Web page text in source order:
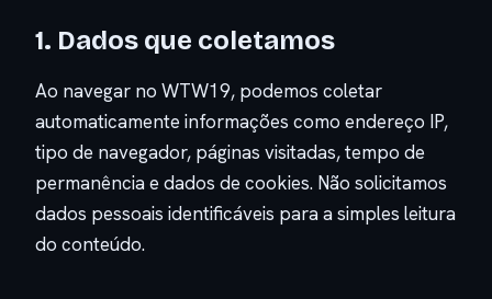
1. Dados que coletamos
Ao navegar no WTW19, podemos coletar
automaticamente informações como endereço IP,
tipo de navegador, páginas visitadas, tempo de
permanência e dados de cookies. Não solicitamos
dados pessoais identificáveis para a simples leitura
do conteúdo.